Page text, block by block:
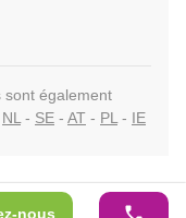
nous
sont également
NL - SE - AT - PL - IE